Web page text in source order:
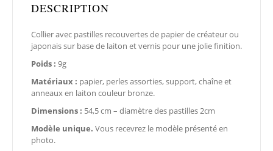
DESCRIPTION
Collier avec pastilles recouvertes de papier de créateur ou
japonais sur base de laiton et vernis pour une jolie finition.
Poids : 9g
Matériaux : papier, perles assorties, support, chaîne et
anneaux en laiton couleur bronze.
Dimensions : 54,5 cm – diamètre des pastilles 2cm
Modèle unique. Vous recevrez le modèle présenté en
photo.